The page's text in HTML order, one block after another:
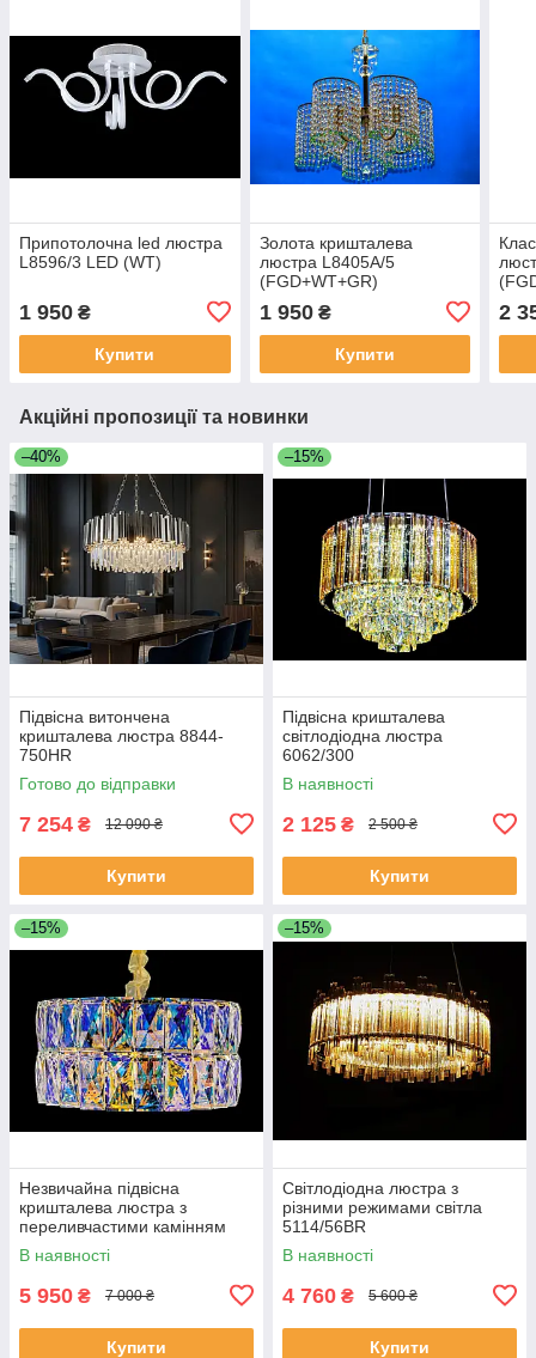
Припотолочна led люстра
L8596/3 LED (WT)
1 950 ₴
Купити
Золота кришталева
люстра L8405A/5
(FGD+WT+GR)
1 950₴
Купити
2
Акційні пропозиції та новинки
–40%
Підвісна витончена
кришталева люстра 8844-
750HR
Готово до відправки
7 254 ₴ 12 090 ₴
Купити
–15%
Підвісна кришталева
світлодіодна люстра
6062/300
В наявності
2 125 ₴ 2 500 ₴
Купити
–15%
Незвичайна підвісна
кришталева люстра з
переливчастими камінням
J028/500
В наявності
5 950 ₴ 7 000 ₴
Купити
–15%
Світлодіодна люстра з
різними режимами світла
5114/56BR
В наявності
4 760 ₴ 5 600 ₴
Купити